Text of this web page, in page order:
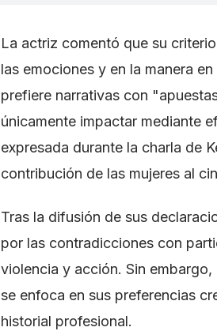
La actriz comentó que su
las emociones y en la manera
prefiere narrativas con
únicamente impactar mediante
expresada durante la charla de
contribución de las mujeres al
Tras la difusión de sus
por las contradicciones con
violencia y acción. Sin
se enfoca en sus preferencias
historial profesional.